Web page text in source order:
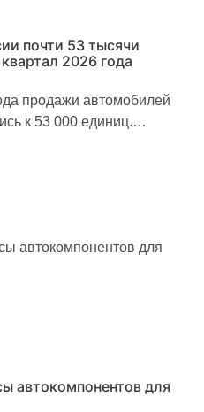
почти 53 тысячи
2026 года
продажи автомобилей
к 53 000 единиц.
выросли на 14,5%.
автокомпонентов для